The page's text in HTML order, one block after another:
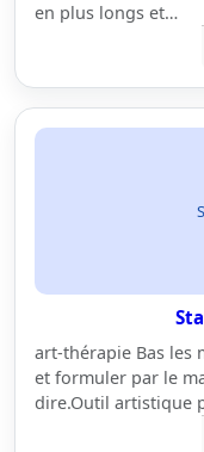
en plus longs et…
art-thérapie Bas les
et formuler par le
dire.Outil artistique